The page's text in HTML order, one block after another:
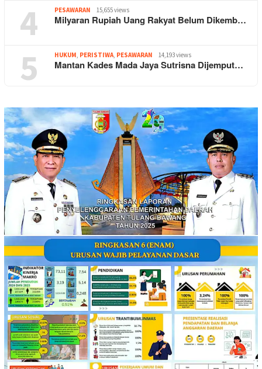
4 PESAWARAN 15,655 views
Milyaran Rupiah Uang Rakyat Belum Dikemb…
5 HUKUM, PERISTIWA, PESAWARAN 14,193 views
Mantan Kades Mada Jaya Sutrisna Dijemput…